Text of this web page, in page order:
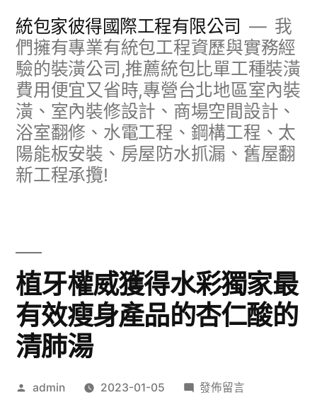
統包家彼得國際工程有限公司
我
們擁有專業有統包工程資歷與實務經
驗的裝潢公司,推薦統包比單工種裝潢
費用便宜又省時,專營台北地區室內裝
潢、室內裝修設計、商場空間設計、
浴室翻修、水電工程、鋼構工程、太
陽能板安裝、房屋防水抓漏、舊屋翻
新工程承攬!
植牙權威獲得水彩獨家最
有效瘦身產品的杏仁酸的
清肺湯
作
admin 2023-01-05
在
發佈留言